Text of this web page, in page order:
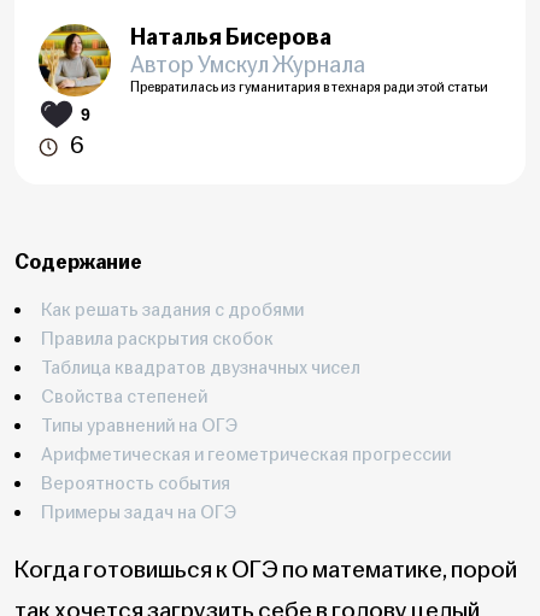
Наталья Бисерова
Автор Умскул Журнала
Превратилась из гуманитария в технаря ради этой статьи
9
6
Содержание
Как решать задания с дробями
Правила раскрытия скобок
Таблица квадратов двузначных чисел
Свойства степеней
Типы уравнений на ОГЭ
Арифметическая и геометрическая прогрессии
Вероятность события
Примеры задач на ОГЭ
Когда готовишься к ОГЭ по математике, порой